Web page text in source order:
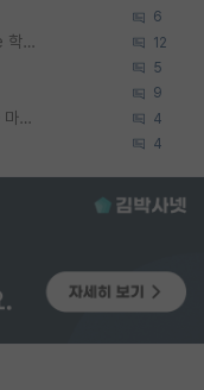
6
우리나라도 학구 열풍보면 Higher Doctorate 학위가 필요하다고 봅니다. 12
5
9
카이스트 교수님들 중에서도 연구실 홈페이지를 마련 안 하신 분들이 계시던데 4
4